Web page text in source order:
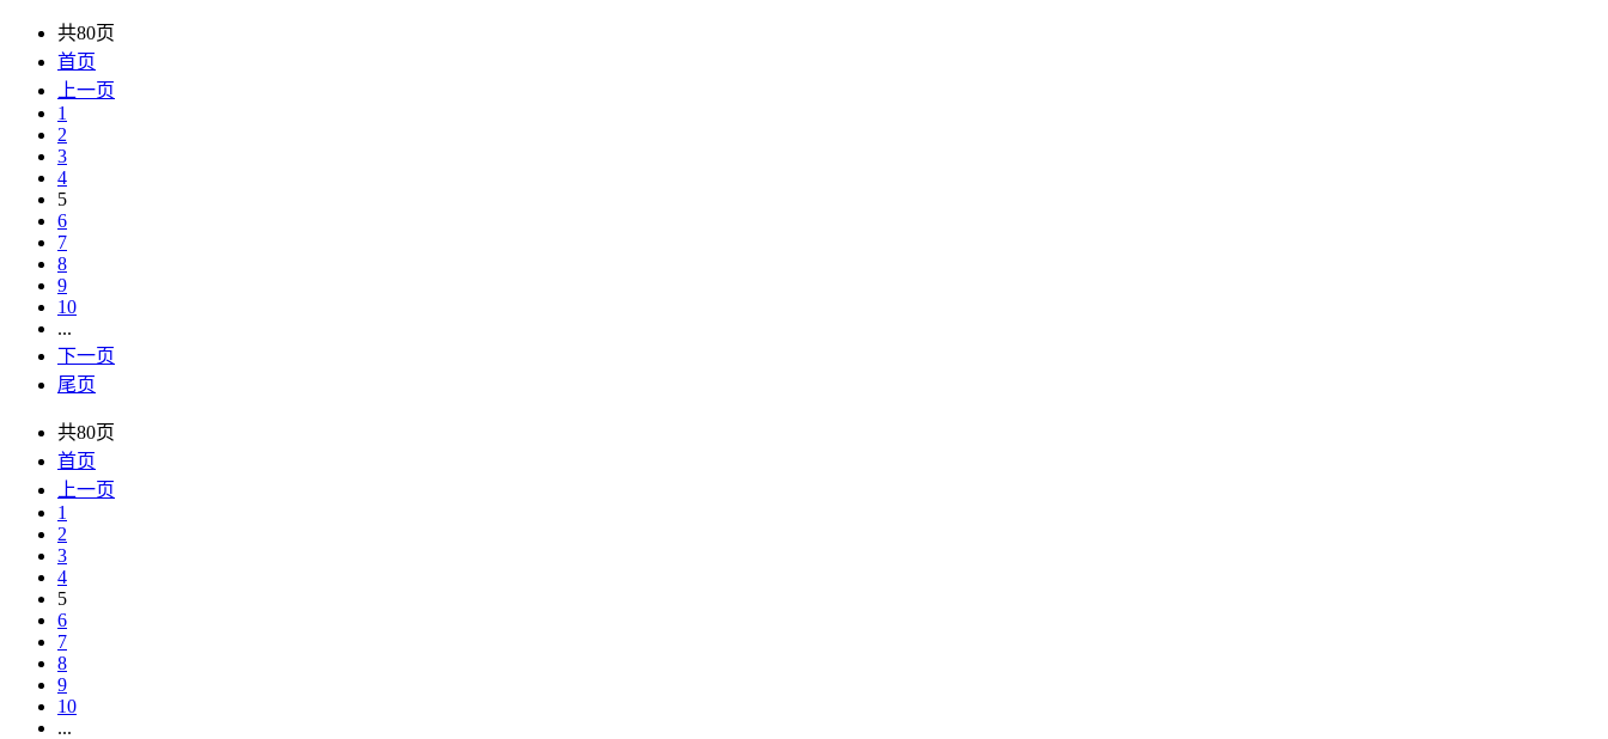
共80页
首页
上一页
1
2
3
4
5
6
7
8
9
10
...
下一页
尾页
共80页
首页
上一页
1
2
3
4
5
6
7
8
9
10
...